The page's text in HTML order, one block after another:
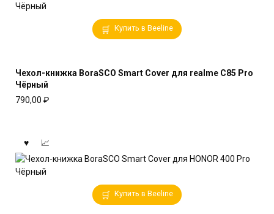
Купить в Beeline
Чехол-книжка BoraSCO Smart Cover для realme C85 Pro
Чёрный
790,00 ₽
Купить в Beeline